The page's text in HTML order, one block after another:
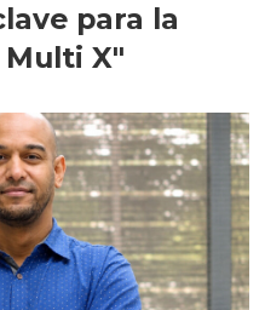
para la
X"